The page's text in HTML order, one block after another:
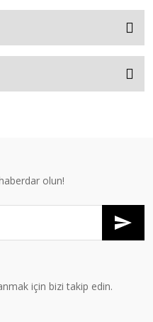
olun!
için bizi takip edin.